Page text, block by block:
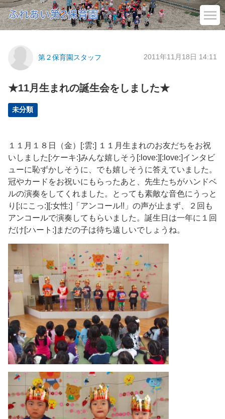
第２保育園スタッフ 2011年11月18日 14:11
★11月生まれの誕生会をしました★
未分類
１１月１８日（金）[:雲:] １１月生まれのお友だちをお祝
いしました[:ケーキ:]みんな嬉しそう[:love:][:love:]インタビ
ューに恥ずかしそうに、でも嬉しそうに答えていました。
冠やカードをお祝いにもらったあと、先生たちがハンドベ
ルの演奏をしてくれました。とっても素敵な音色にうっと
り[:にこっ:][:女性:]「アンコール!!」の声が止まず、２回も
アンコールで演奏してもらいました。誕生日は一年に１回
だけ[:ハート:]まだの子は待ち遠しいでしょうね。